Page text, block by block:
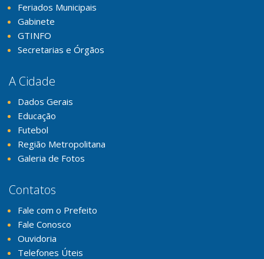
Feriados Municipais
Gabinete
GTINFO
Secretarias e Órgãos
A Cidade
Dados Gerais
Educação
Futebol
Região Metropolitana
Galeria de Fotos
Contatos
Fale com o Prefeito
Fale Conosco
Ouvidoria
Telefones Úteis